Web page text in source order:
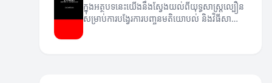
ក្នុងអត្ថបទនេះយើងនឹងស្វែងយល់ពីយុទ្ធសាស្ត្រល្បឿន
សម្រាប់ការបង្វែរការបញ្ចូនមតិយោបល់ និងវិធីសាស្រ្ត